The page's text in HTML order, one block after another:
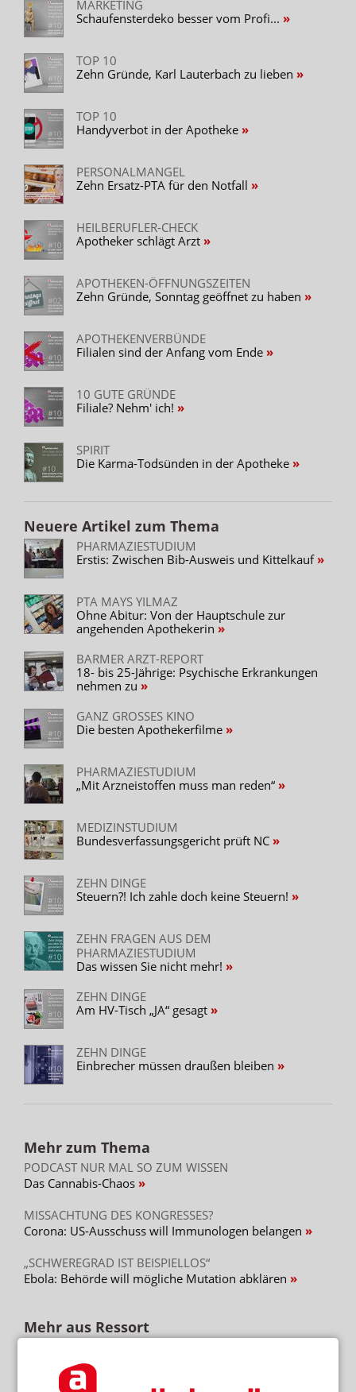
MARKETING
Schaufensterdeko besser vom Profi...
TOP 10
Zehn Gründe, Karl Lauterbach zu lieben
TOP 10
Handyverbot in der Apotheke
PERSONALMANGEL
Zehn Ersatz-PTA für den Notfall
HEILBERUFLER-CHECK
Apotheker schlägt Arzt
APOTHEKEN-ÖFFNUNGSZEITEN
Zehn Gründe, Sonntag geöffnet zu haben
APOTHEKENVERBÜNDE
Filialen sind der Anfang vom Ende
10 GUTE GRÜNDE
Filiale? Nehm' ich!
SPIRIT
Die Karma-Todsünden in der Apotheke
Neuere Artikel zum Thema
PHARMAZIESTUDIUM
Erstis: Zwischen Bib-Ausweis und Kittelkauf
PTA MAYS YILMAZ
Ohne Abitur: Von der Hauptschule zur
angehenden Apothekerin
BARMER ARZT-REPORT
18- bis 25-Jährige: Psychische Erkrankungen
nehmen zu
GANZ GROSSES KINO
Die besten Apothekerfilme
PHARMAZIESTUDIUM
„Mit Arzneistoffen muss man reden“
MEDIZINSTUDIUM
Bundesverfassungsgericht prüft NC
ZEHN DINGE
Steuern?! Ich zahle doch keine Steuern!
ZEHN FRAGEN AUS DEM
PHARMAZIESTUDIUM
Das wissen Sie nicht mehr!
ZEHN DINGE
Am HV-Tisch „JA“ gesagt
ZEHN DINGE
Einbrecher müssen draußen bleiben
Mehr zum Thema
PODCAST NUR MAL SO ZUM WISSEN
Das Cannabis-Chaos
MISSACHTUNG DES KONGRESSES?
Corona: US-Ausschuss will Immunologen belangen
„SCHWEREGRAD IST BEISPIELLOS“
Ebola: Behörde will mögliche Mutation abklären
Mehr aus Ressort
„Wie eine Ärztin in der Handtasche“